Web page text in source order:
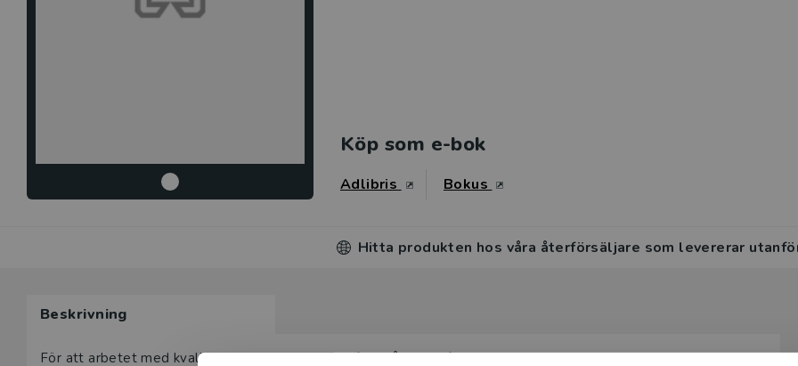
Köp som e-bok
Adlibris Bokus
Hitta produkten hos våra återförsäljare som levererar
Beskrivning
För att arbetet med kvalitetstutveckling skall bli framgångsrikt fordras ett systematiskt angreppssätt när det